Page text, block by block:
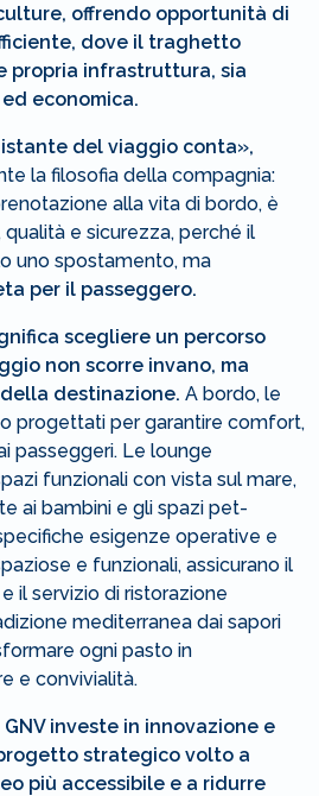
offrendo opportunità di
dove il traghetto
propria infrastruttura, sia
economica.
istante del viaggio conta»,
la filosofia della compagnia:
alla vita di bordo, è
e sicurezza, perché il
uno spostamento, ma
per il passeggero.
scegliere un percorso
non scorre invano, ma
destinazione. A bordo, le
progettati per garantire comfort,
passeggeri. Le lounge
funzionali con vista sul mare,
ai bambini e gli spazi pet-
esigenze operative e
e funzionali, assicurano il
il servizio di ristorazione
mediterranea dai sapori
ogni pasto in
e convivialità.
investe in innovazione e
strategico volto a
più accessibile e a ridurre